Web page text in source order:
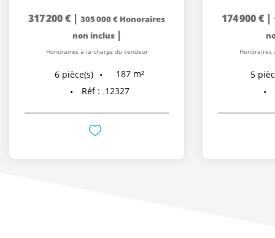
317 200 € | 305 000 € Honoraires
non inclus |
Honoraires à la charge du vendeur
6 pièce(s) 187 m²
Réf : 12327
174 900 € |
Honoraires
5